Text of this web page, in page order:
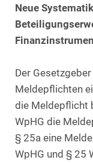
Neue
Der
Meldepflichten
die Meldepflicht
WpHG die
§ 25a eine
WpHG und § 25